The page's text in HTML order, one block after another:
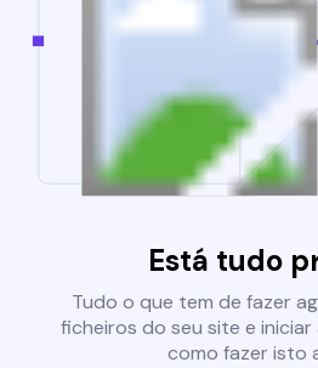
Está tudo
Tudo o que tem de fazer
ficheiros do seu site e iniciar
como fazer isto